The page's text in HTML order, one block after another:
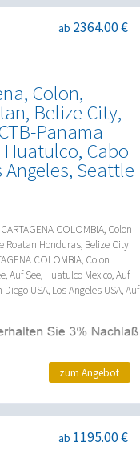
Colon,
Belize City,
Panama
Cabo
Angeles, Seattle
ab 2364.00 €
COLOMBIA, Colon
Roatan Honduras, Belize City
COLOMBIA, Colon
Auf See, Huatulco Mexico, Auf
USA, Los Angeles USA, Auf
zum Angebot
ab 1195.00 €